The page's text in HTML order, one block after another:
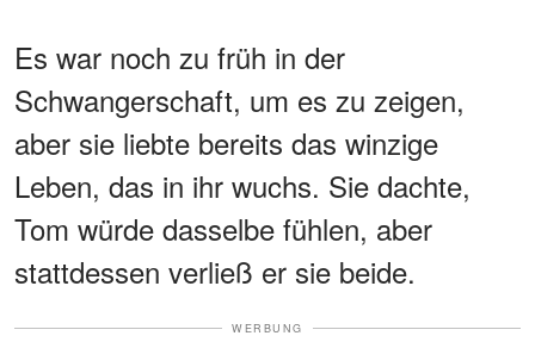
Es war noch zu früh in der
Schwangerschaft, um es zu zeigen,
aber sie liebte bereits das winzige
Leben, das in ihr wuchs. Sie dachte,
Tom würde dasselbe fühlen, aber
stattdessen verließ er sie beide.
WERBUNG